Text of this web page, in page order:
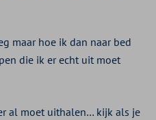
maar hoe ik dan naar bed
die ik er echt uit moet
al moet uithalen… kijk als je